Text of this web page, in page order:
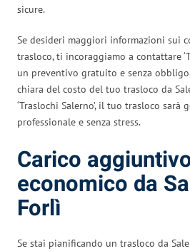
sicure.
Se desideri maggiori informazioni sui
trasloco, ti incoraggiamo a contattare
un preventivo gratuito e senza
chiara del costo del tuo trasloco da
‘Traslochi Salerno’, il tuo trasloco sarà
professionale e senza stress.
Carico
economico da
Forlì
Se stai pianificando un trasloco da